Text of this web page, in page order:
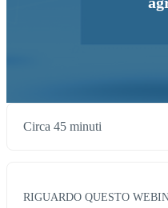
Circa 45 minuti
RIGUARDO QUESTO